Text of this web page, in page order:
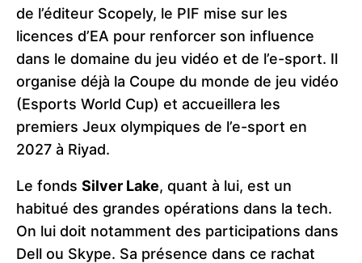
de l’éditeur Scopely, le PIF mise sur les
licences d’EA pour renforcer son influence
dans le domaine du jeu vidéo et de l’e-sport. Il
organise déjà la Coupe du monde de jeu vidéo
(Esports World Cup) et accueillera les
premiers Jeux olympiques de l’e-sport en
2027 à Riyad.
Le fonds Silver Lake, quant à lui, est un
habitué des grandes opérations dans la tech.
On lui doit notamment des participations dans
Dell ou Skype. Sa présence dans ce rachat